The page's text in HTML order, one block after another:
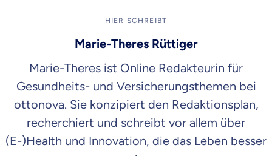
HIER SCHREIBT
Marie-Theres Rüttiger
Marie-Theres ist Online Redakteurin für
Gesundheits- und Versicherungsthemen bei
ottonova. Sie konzipiert den Redaktionsplan,
recherchiert und schreibt vor allem über
(E-)Health und Innovation, die das Leben besser